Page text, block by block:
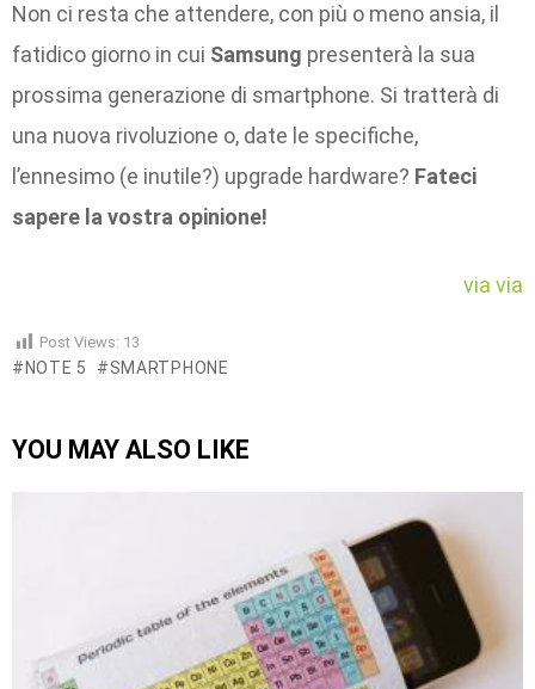
Non ci resta che attendere, con più o meno ansia, il
fatidico giorno in cui Samsung presenterà la sua
prossima generazione di smartphone. Si tratterà di
una nuova rivoluzione o, date le specifiche,
l’ennesimo (e inutile?) upgrade hardware? Fateci
sapere la vostra opinione!
via via
Post Views: 13
NOTE 5 SMARTPHONE
YOU MAY ALSO LIKE